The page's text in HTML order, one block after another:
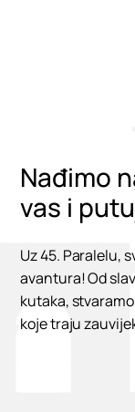
Nađimo
vas i
Uz 45. Paralelu,
avantura! Od
kutaka,
koje traju